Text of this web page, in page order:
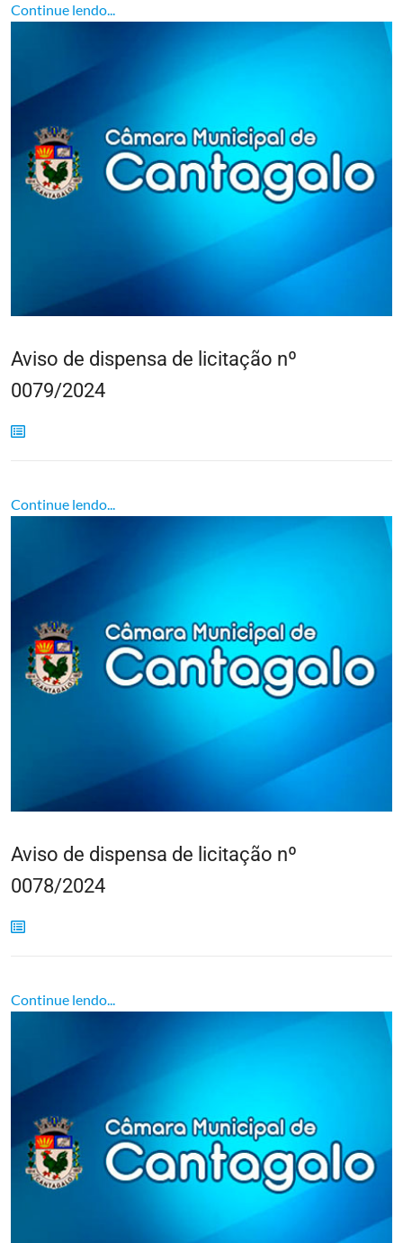
Continue lendo...
Aviso de dispensa de licitação nº
0079/2024
Continue lendo...
Aviso de dispensa de licitação nº
0078/2024
Continue lendo...